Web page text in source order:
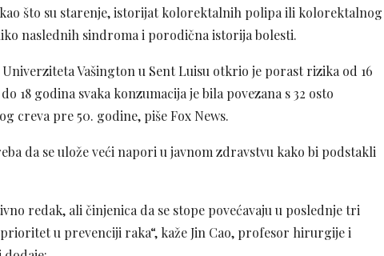
što su starenje, istorijat kolorektalnih polipa ili kolorektalnog
naslednih sindroma i porodična istorija bolesti.
Vašington u Sent Luisu otkrio je porast rizika od 16
18 godina svaka konzumacija je bila povezana s 32 osto
creva pre 50. godine, piše Fox News.
da se ulože veći napori u javnom zdravstvu kako bi podstakli
redak, ali činjenica da se stope povećavaju u poslednje tri
u prevenciji raka“, kaže Jin Cao, profesor hirurgije i